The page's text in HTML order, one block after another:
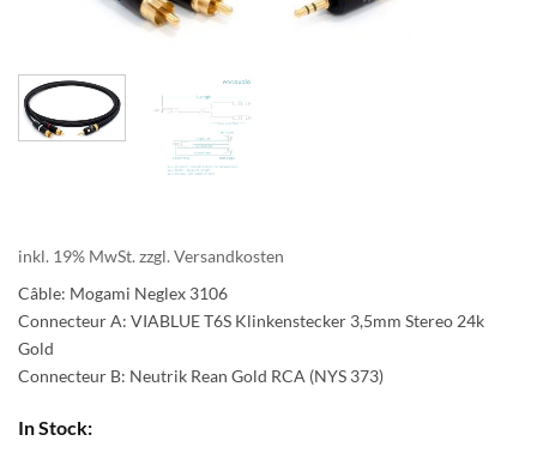
inkl. 19% MwSt. zzgl. Versandkosten
Câble: Mogami Neglex 3106
Connecteur A: VIABLUE T6S Klinkenstecker 3,5mm Stereo 24k
Gold
Connecteur B: Neutrik Rean Gold RCA (NYS 373)
In Stock: